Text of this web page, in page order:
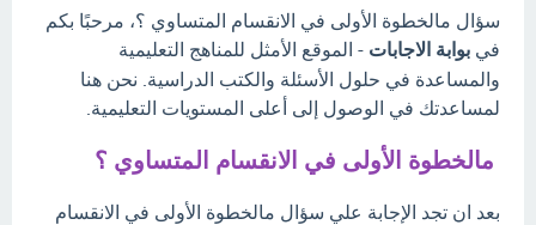
سؤال مالخطوة الأولى في الانقسام المتساوي ؟، مرحبًا بكم
في بوابة الاجابات - الموقع الأمثل للمناهج التعليمية
والمساعدة في حلول الأسئلة والكتب الدراسية. نحن هنا
لمساعدتك في الوصول إلى أعلى المستويات التعليمية.
مالخطوة الأولى في الانقسام المتساوي ؟
بعد ان تجد الإجابة علي سؤال مالخطوة الأولى في الانقسام